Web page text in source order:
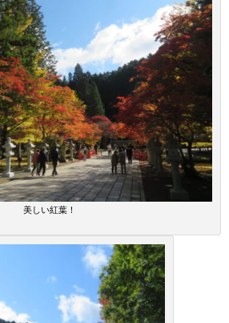
美しい紅葉！